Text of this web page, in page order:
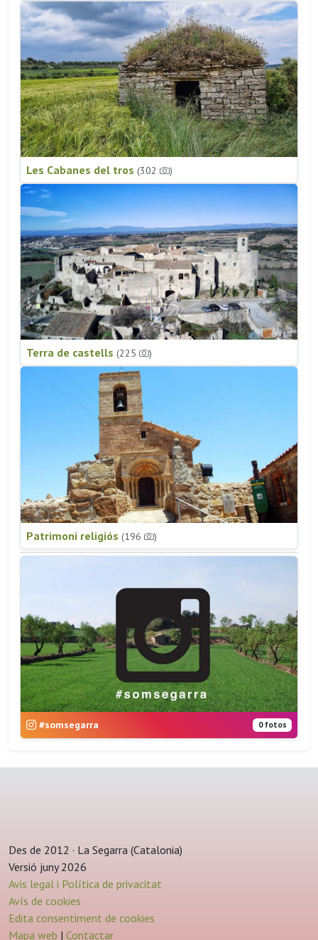
Les Cabanes del tros (302 )
Terra de castells (225 )
Patrimoni religiós (196 )
#somsegarra 0 fotos
Des de 2012 · La Segarra (Catalonia)
Versió juny 2026
Avis legal i Política de privacitat
Avís de cookies
Edita consentiment de cookies
Mapa web | Contactar